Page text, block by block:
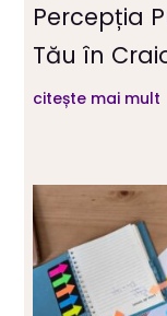
Percepția
Tău în
citește mai mult